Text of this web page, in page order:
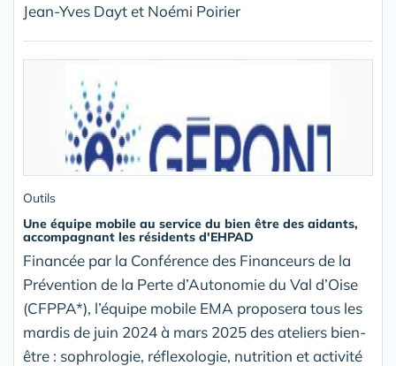
Jean-Yves Dayt et Noémi Poirier
Outils
Une équipe mobile au service du bien être des aidants,
accompagnant les résidents d'EHPAD
Financée par la Conférence des Financeurs de la
Prévention de la Perte d’Autonomie du Val d’Oise
(CFPPA*), l’équipe mobile EMA proposera tous les
mardis de juin 2024 à mars 2025 des ateliers bien-
être : sophrologie, réflexologie, nutrition et activité